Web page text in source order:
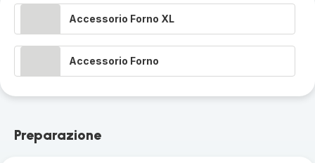
Accessorio Forno XL
Accessorio Forno
Preparazione